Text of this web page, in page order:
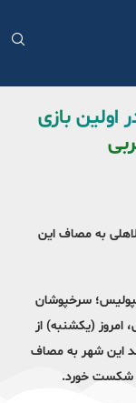
بازی
به مصاف این
سرخپوشان
امروز (یکشنبه) از
راشد این شهر به مصاف